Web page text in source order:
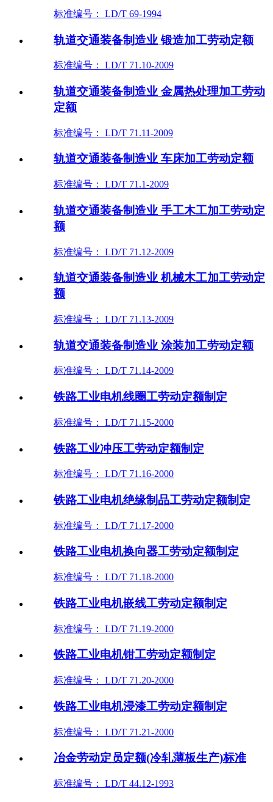
标准编号： LD/T 69-1994
轨道交通装备制造业 锻造加工劳动定额
标准编号： LD/T 71.10-2009
轨道交通装备制造业 金属热处理加工劳动
定额
标准编号： LD/T 71.11-2009
轨道交通装备制造业 车床加工劳动定额
标准编号： LD/T 71.1-2009
轨道交通装备制造业 手工木工加工劳动定
额
标准编号： LD/T 71.12-2009
轨道交通装备制造业 机械木工加工劳动定
额
标准编号： LD/T 71.13-2009
轨道交通装备制造业 涂装加工劳动定额
标准编号： LD/T 71.14-2009
铁路工业电机线圈工劳动定额制定
标准编号： LD/T 71.15-2000
铁路工业冲压工劳动定额制定
标准编号： LD/T 71.16-2000
铁路工业电机绝缘制品工劳动定额制定
标准编号： LD/T 71.17-2000
铁路工业电机换向器工劳动定额制定
标准编号： LD/T 71.18-2000
铁路工业电机嵌线工劳动定额制定
标准编号： LD/T 71.19-2000
铁路工业电机钳工劳动定额制定
标准编号： LD/T 71.20-2000
铁路工业电机浸漆工劳动定额制定
标准编号： LD/T 71.21-2000
冶金劳动定员定额(冷轧薄板生产)标准
标准编号： LD/T 44.12-1993